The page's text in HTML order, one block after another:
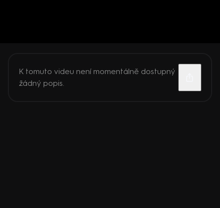
K tomuto videu není momentálně dostupný
žádný popis.